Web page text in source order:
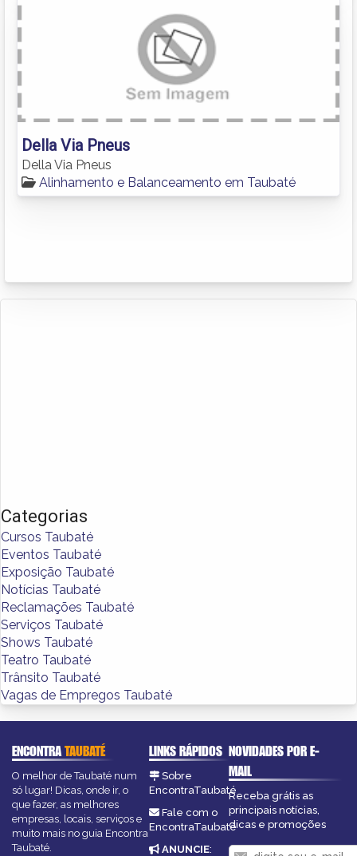
Della Via Pneus
Della Via Pneus
Alinhamento e Balanceamento em Taubaté
Categorias
Cursos Taubaté
Eventos Taubaté
Exposição Taubaté
Notícias Taubaté
Reclamações Taubaté
Serviços Taubaté
Shows Taubaté
Teatro Taubaté
Trânsito Taubaté
Vagas de Empregos Taubaté
ENCONTRATAUBATÉ
O melhor de Taubaté num
só lugar! Dicas, onde ir, o
que fazer, as melhores
empresas, locais, serviços e
muito mais no guia Encontra
Taubaté.
LINKS RÁPIDOS
Sobre
EncontraTaubaté
Fale com o
EncontraTaubaté
ANUNCIE:
NOVIDADES POR E-
MAIL
Receba grátis as
principais notícias,
dicas e promoções